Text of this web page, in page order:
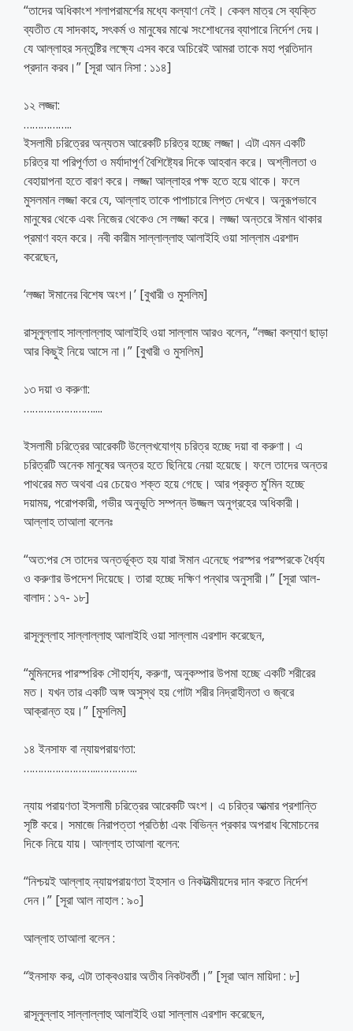
“তাদের অধিকাংশ শলাপরামর্শের মধ্যে কল্যাণ নেই। কেবল মাত্র সে ব্যক্তি
ব্যতীত যে সাদকাহ, সৎকর্ম ও মানুষের মাঝে সংশোধনের ব্যাপারে নির্দেশ দেয়।
যে আল্লাহর সন্তুষ্টির লক্ষ্যে এসব করে অচিরেই আমরা তাকে মহা প্রতিদান
প্রদান করব।” [সূরা আন নিসা : ১১৪]
১২ লজ্জা:
……………..
ইসলামী চরিত্রের অন্যতম আরেকটি চরিত্র হচ্ছে লজ্জা। এটা এমন একটি
চরিত্র যা পরিপূর্ণতা ও মর্যাদাপূর্ণ বৈশিষ্ট্যের দিকে আহবান করে। অশ্লীলতা ও
বেহায়াপনা হতে বারণ করে। লজ্জা আল্লাহর পক্ষ হতে হয়ে থাকে। ফলে
মুসলমান লজ্জা করে যে, আল্লাহ তাকে পাপাচারে লিপ্ত দেখবে। অনুরূপভাবে
মানুষের থেকে এবং নিজের থেকেও সে লজ্জা করে। লজ্জা অন্তরে ঈমান থাকার
প্রমাণ বহন করে। নবী কারীম সাল্লাল্লাহু আলাইহি ওয়া সাল্লাম এরশাদ
করেছেন,
‘লজ্জা ঈমানের বিশেষ অংশ।’ [বুখারী ও মুসলিম]
রাসূলুল্লাহ সাল্লাল্লাহু আলাইহি ওয়া সাল্লাম আরও বলেন, “লজ্জা কল্যাণ ছাড়া
আর কিছুই নিয়ে আসে না।” [বুখারী ও মুসলিম]
১৩ দয়া ও করুণা:
……………………....
ইসলামী চরিত্রের আরেকটি উল্লেখযোগ্য চরিত্র হচ্ছে দয়া বা করুণা। এ
চরিত্রটি অনেক মানুষের অন্তর হতে ছিনিয়ে নেয়া হয়েছে। ফলে তাদের অন্তর
পাথরের মত অথবা এর চেয়েও শক্ত হয়ে গেছে। আর প্রকৃত মু’মিন হচ্ছে
দয়াময়, পরোপকারী, গভীর অনুভূতি সম্পন্ন উজ্জল অনুগ্রহের অধিকারী।
আল্লাহ তাআলা বলেনঃ
“অত:পর সে তাদের অন্তর্ভূক্ত হয় যারা ঈমান এনেছে পরস্পর পরস্পরকে ধৈর্য্য
ও করুণার উপদেশ দিয়েছে। তারা হচ্ছে দক্ষিণ পন্থার অনুসারী।” [সূরা আল-
বালাদ : ১৭- ১৮]
রাসূলুল্লাহ সাল্লাল্লাহু আলাইহি ওয়া সাল্লাম এরশাদ করেছেন,
“মুমিনদের পারস্পরিক সৌহার্দ্য, করুণা, অনুকম্পার উপমা হচ্ছে একটি শরীরের
মত। যখন তার একটি অঙ্গ অসুস্থ হয় গোটা শরীর নিদ্রাহীনতা ও জ্বরে
আক্রান্ত হয়।” [মুসলিম]
১৪ ইনসাফ বা ন্যায়পরায়ণতা:
……………………..…………..
ন্যায় পরায়ণতা ইসলামী চরিত্রের আরেকটি অংশ। এ চরিত্র আত্মার প্রশান্তি
সৃষ্টি করে। সমাজে নিরাপত্তা প্রতিষ্ঠা এবং বিভিন্ন প্রকার অপরাধ বিমোচনের
দিকে নিয়ে যায়। আল্লাহ তাআলা বলেন:
“নিশ্চয়ই আল্লাহ ন্যায়পরায়ণতা ইহসান ও নিকটাত্মীয়দের দান করতে নির্দেশ
দেন।” [সূরা আল নাহাল : ৯০]
আল্লাহ তাআলা বলেন :
“ইনসাফ কর, এটা তাক্বওয়ার অতীব নিকটবর্তী।” [সূরা আল মায়িদা : ৮]
রাসূলুল্লাহ সাল্লাল্লাহু আলাইহি ওয়া সাল্লাম এরশাদ করেছেন,